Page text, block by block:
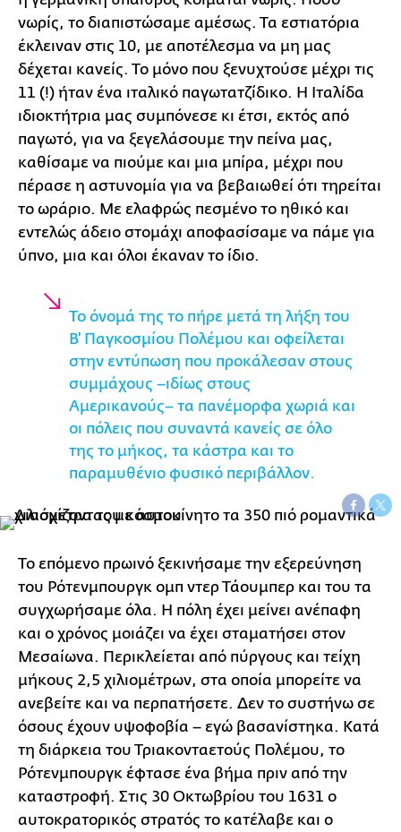
νωρίς, το διαπιστώσαμε αμέσως. Τα εστιατόρια
έκλειναν στις 10, με αποτέλεσμα να μη μας
δέχεται κανείς. Το μόνο που ξενυχτούσε μέχρι τις
11 (!) ήταν ένα ιταλικό παγωτατζίδικο. Η Ιταλίδα
ιδιοκτήτρια μας συμπόνεσε κι έτσι, εκτός από
παγωτό, για να ξεγελάσουμε την πείνα μας,
καθίσαμε να πιούμε και μια μπίρα, μέχρι που
πέρασε η αστυνομία για να βεβαιωθεί ότι τηρείται
το ωράριο. Με ελαφρώς πεσμένο το ηθικό και
εντελώς άδειο στομάχι αποφασίσαμε να πάμε για
ύπνο, μια και όλοι έκαναν το ίδιο.
Το όνομά της το πήρε μετά τη λήξη του
Β' Παγκοσμίου Πολέμου και οφείλεται
στην εντύπωση που προκάλεσαν στους
συμμάχους –ιδίως στους
Αμερικανούς– τα πανέμορφα χωριά και
οι πόλεις που συναντά κανείς σε όλο
της το μήκος, τα κάστρα και το
παραμυθένιο φυσικό περιβάλλον.
Το επόμενο πρωινό ξεκινήσαμε την εξερεύνηση
του Ρότενμπουργκ ομπ ντερ Τάουμπερ και του τα
συγχωρήσαμε όλα. Η πόλη έχει μείνει ανέπαφη
και ο χρόνος μοιάζει να έχει σταματήσει στον
Μεσαίωνα. Περικλείεται από πύργους και τείχη
μήκους 2,5 χιλιομέτρων, στα οποία μπορείτε να
ανεβείτε και να περπατήσετε. Δεν το συστήνω σε
όσους έχουν υψοφοβία – εγώ βασανίστηκα. Κατά
τη διάρκεια του Τριακονταετούς Πολέμου, το
Ρότενμπουργκ έφτασε ένα βήμα πριν από την
καταστροφή. Στις 30 Οκτωβρίου του 1631 ο
αυτοκρατορικός στρατός το κατέλαβε και ο